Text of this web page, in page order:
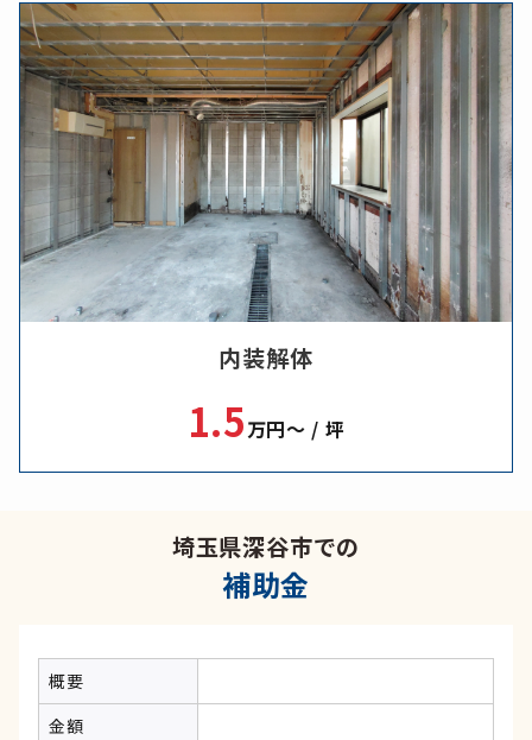
内装解体
1.5万円～ / 坪
埼玉県深谷市での
補助金
概要
金額